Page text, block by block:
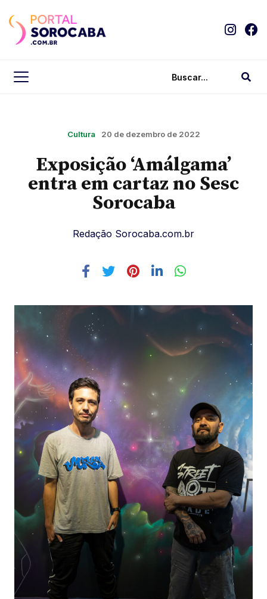
Cultura 20 de dezembro de 2022
Exposição ‘Amálgama’
entra em cartaz no Sesc
Sorocaba
Redação Sorocaba.com.br